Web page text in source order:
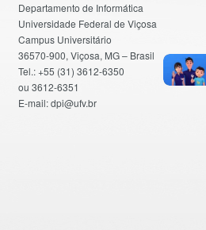
Departamento de Informática
Universidade Federal de Viçosa
Campus Universitário
36570-900, Viçosa, MG – Brasil
Tel.: +55 (31) 3612-6350
ou 3612-6351
E-mail: dpi@ufv.br